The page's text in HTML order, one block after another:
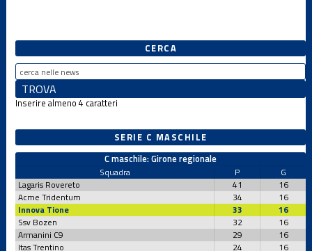
CERCA
Inserire almeno 4 caratteri
SERIE C MASCHILE
C maschile: Girone regionale
Squadra P
G
Lagaris Rovereto
41
16
Acme Tridentum
34
16
Innova Tione
33
16
Ssv Bozen
32
16
Armanini C9
29
16
Itas Trentino
24 16